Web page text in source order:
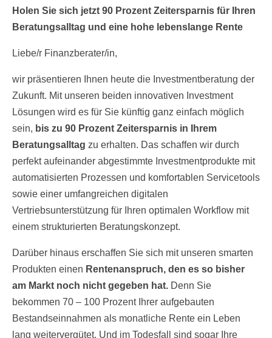
Holen Sie sich jetzt 90 Prozent Zeitersparnis für Ihren
Beratungsalltag und eine hohe lebenslange Rente
Liebe/r Finanzberater/in,
wir präsentieren Ihnen heute die Investmentberatung der
Zukunft. Mit unseren beiden innovativen Investment
Lösungen wird es für Sie künftig ganz einfach möglich
sein, bis zu 90 Prozent Zeitersparnis in Ihrem
Beratungsalltag zu erhalten. Das schaffen wir durch
perfekt aufeinander abgestimmte Investmentprodukte mit
automatisierten Prozessen und komfortablen Servicetools
sowie einer umfangreichen digitalen
Vertriebsunterstützung für Ihren optimalen Workflow mit
einem strukturierten Beratungskonzept.
Darüber hinaus erschaffen Sie sich mit unseren smarten
Produkten einen Rentenanspruch, den es so bisher
am Markt noch nicht gegeben hat. Denn Sie
bekommen 70 – 100 Prozent Ihrer aufgebauten
Bestandseinnahmen als monatliche Rente ein Leben
lang weitervergütet. Und im Todesfall sind sogar Ihre